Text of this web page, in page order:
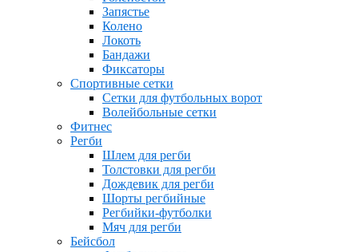
Запястье
Колено
Локоть
Бандажи
Фиксаторы
Спортивные сетки
Сетки для футбольных ворот
Волейбольные сетки
Фитнес
Регби
Шлем для регби
Толстовки для регби
Дождевик для регби
Шорты регбийные
Регбийки-футболки
Мяч для регби
Бейсбол